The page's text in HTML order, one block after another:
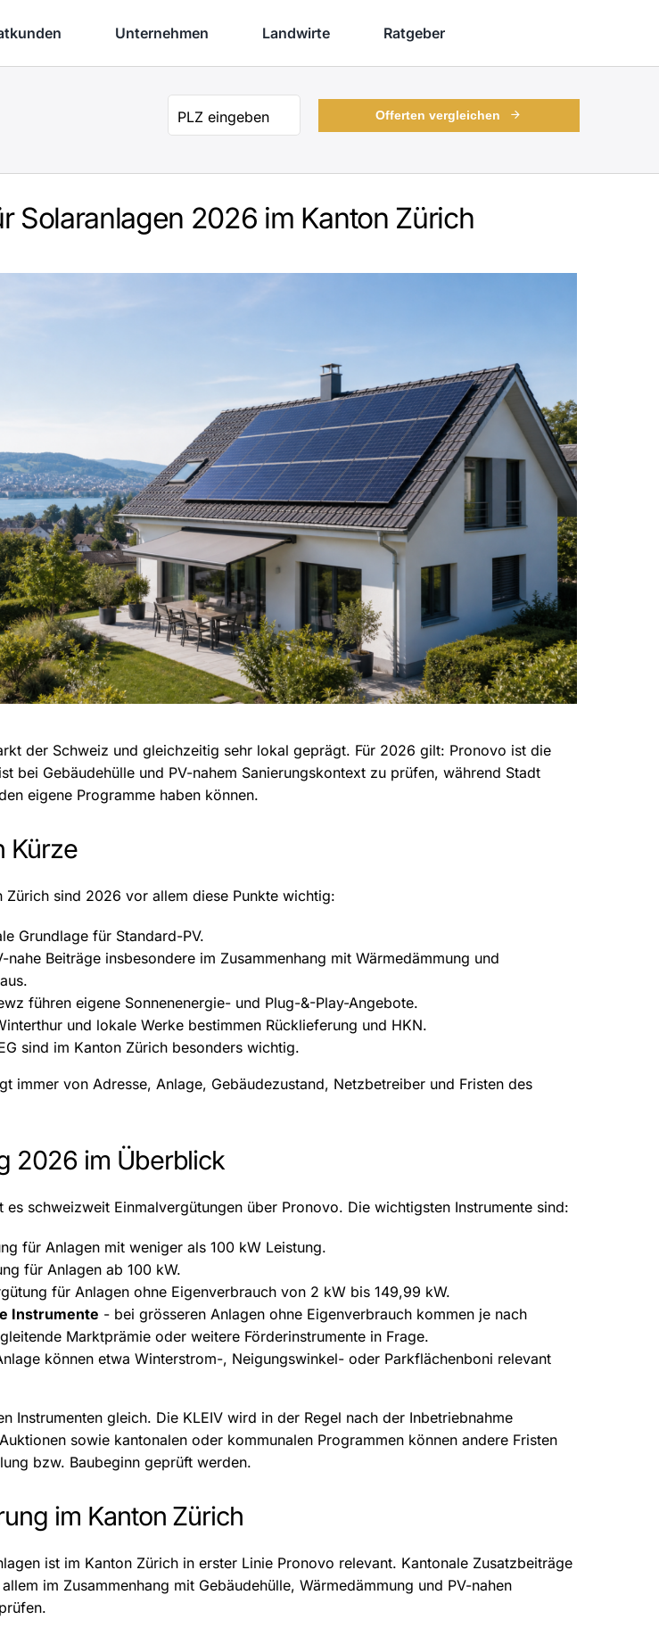
Unternehmen Landwirte Ratgeber
Company
Name
PLZ eingeben Offerten vergleichen
Solaranlagen 2026 im Kanton Zürich
der Schweiz und gleichzeitig sehr lokal geprägt. Für 2026 gilt: Pronovo ist die
bei Gebäudehülle und PV-nahem Sanierungskontext zu prüfen, während Stadt
eigene Programme haben können.
Kürze
Zürich sind 2026 vor allem diese Punkte wichtig:
Grundlage für Standard-PV.
nahe Beiträge insbesondere im Zusammenhang mit Wärmedämmung und
führen eigene Sonnenenergie- und Plug-&-Play-Angebote.
und lokale Werke bestimmen Rücklieferung und HKN.
sind im Kanton Zürich besonders wichtig.
immer von Adresse, Anlage, Gebäudezustand, Netzbetreiber und Fristen des
2026 im Überblick
es schweizweit Einmalvergütungen über Pronovo. Die wichtigsten Instrumente sind:
für Anlagen mit weniger als 100 kW Leistung.
für Anlagen ab 100 kW.
für Anlagen ohne Eigenverbrauch von 2 kW bis 149,99 kW.
Instrumente - bei grösseren Anlagen ohne Eigenverbrauch kommen je nach
Marktprämie oder weitere Förderinstrumente in Frage.
können etwa Winterstrom-, Neigungswinkel- oder Parkflächenboni relevant
Instrumenten gleich. Die KLEIV wird in der Regel nach der Inbetriebnahme
sowie kantonalen oder kommunalen Programmen können andere Fristen
bzw. Baubeginn geprüft werden.
im Kanton Zürich
ist im Kanton Zürich in erster Linie Pronovo relevant. Kantonale Zusatzbeiträge
im Zusammenhang mit Gebäudehülle, Wärmedämmung und PV-nahen